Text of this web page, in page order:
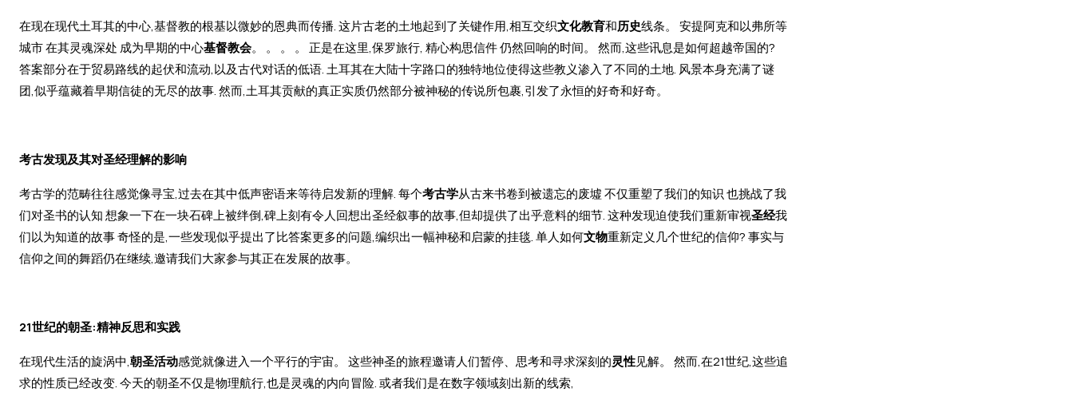
在现在现代土耳其的中心,基督教的根基以微妙的恩典而传播. 这片古老的土地起到了关键作用,相互交织文化教育和历史线条。 安提阿克和以弗所等
城市 在其灵魂深处 成为早期的中心基督教会。 。 。 。 正是在这里,保罗旅行, 精心构思信件 仍然回响的时间。 然而,这些讯息是如何超越帝国的?
答案部分在于贸易路线的起伏和流动,以及古代对话的低语. 土耳其在大陆十字路口的独特地位使得这些教义渗入了不同的土地. 风景本身充满了谜
团,似乎蕴藏着早期信徒的无尽的故事. 然而,土耳其贡献的真正实质仍然部分被神秘的传说所包裹,引发了永恒的好奇和好奇。
考古发现及其对圣经理解的影响
考古学的范畴往往感觉像寻宝,过去在其中低声密语来等待启发新的理解. 每个考古学从古来书卷到被遗忘的废墟 不仅重塑了我们的知识 也挑战了我
们对圣书的认知 想象一下在一块石碑上被绊倒,碑上刻有令人回想出圣经叙事的故事,但却提供了出乎意料的细节. 这种发现迫使我们重新审视圣经我
们以为知道的故事 奇怪的是,一些发现似乎提出了比答案更多的问题,编织出一幅神秘和启蒙的挂毯. 单人如何文物重新定义几个世纪的信仰? 事实与
信仰之间的舞蹈仍在继续,邀请我们大家参与其正在发展的故事。
21世纪的朝圣:精神反思和实践
在现代生活的旋涡中,朝圣活动感觉就像进入一个平行的宇宙。 这些神圣的旅程邀请人们暂停、思考和寻求深刻的灵性见解。 然而,在21世纪,这些追
求的性质已经改变. 今天的朝圣不仅是物理航行,也是灵魂的内向冒险. 或者我们是在数字领域刻出新的线索,